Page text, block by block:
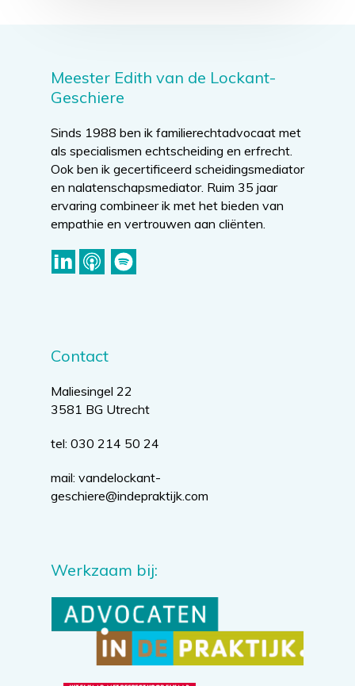
Meester Edith van de Lockant-
Geschiere
Sinds 1988 ben ik familierechtadvocaat met
als specialismen echtscheiding en erfrecht.
Ook ben ik gecertificeerd scheidingsmediator
en nalatenschapsmediator. Ruim 35 jaar
ervaring combineer ik met het bieden van
empathie en vertrouwen aan cliënten.
Contact
Maliesingel 22
3581 BG Utrecht
tel: 030 214 50 24
mail: vandelockant-
geschiere@indepraktijk.com
Werkzaam bij: